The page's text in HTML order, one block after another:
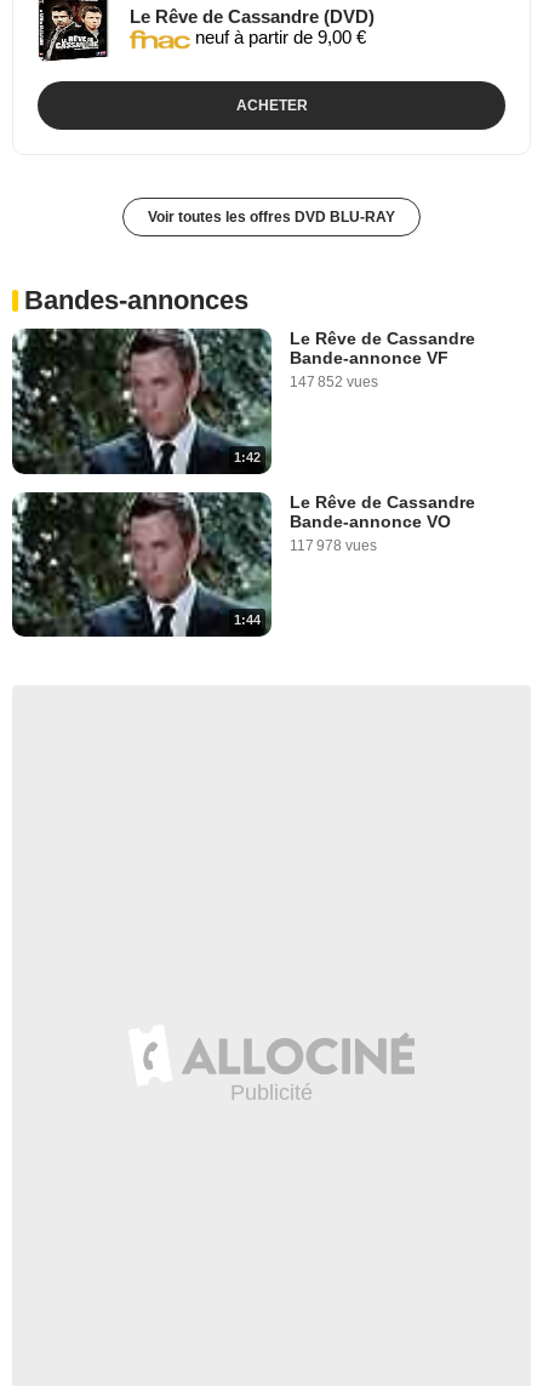
Le Rêve de Cassandre (DVD)
neuf à partir de 9,00 €
ACHETER
Voir toutes les offres DVD BLU-RAY
Bandes-annonces
1:42
Le Rêve de Cassandre
Bande-annonce VF
147 852 vues
1:44
Le Rêve de Cassandre
Bande-annonce VO
117 978 vues